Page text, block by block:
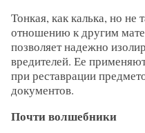
Тонкая, как калька, но не
отношению к другим
позволяет надежно
вредителей. Ее
при реставрации
документов.
Почти волшебники